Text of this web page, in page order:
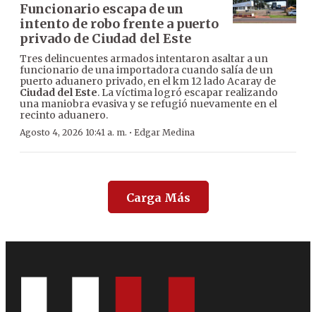
Funcionario escapa de un
intento de robo frente a puerto
privado de Ciudad del Este
Tres delincuentes armados intentaron asaltar a un
funcionario de una importadora cuando salía de un
puerto aduanero privado, en el km 12 lado Acaray de
Ciudad del Este. La víctima logró escapar realizando
una maniobra evasiva y se refugió nuevamente en el
recinto aduanero.
Agosto 4, 2026 10:41 a. m. · Edgar Medina
Carga Más